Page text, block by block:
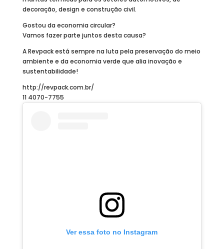
decoração, design e construção civil.
Gostou da economia circular?
Vamos fazer parte juntos desta causa?
A Revpack está sempre na luta pela preservação do meio
ambiente e da economia verde que alia inovação e
sustentabilidade!
http://revpack.com.br/
11 4070-7755
Ver essa foto no Instagram